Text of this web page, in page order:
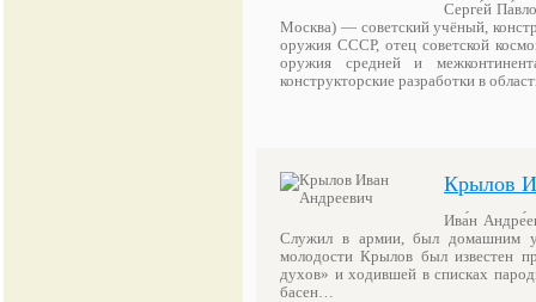
Серге́й
Москва) — советский учёный,
оружия СССР, отец советской
оружия средней и
конструкторские разработки в
Крылов
Ива́н
Служил в армии, был домашним
молодости Крылов был известен
духов» и ходившей в списках
басен…